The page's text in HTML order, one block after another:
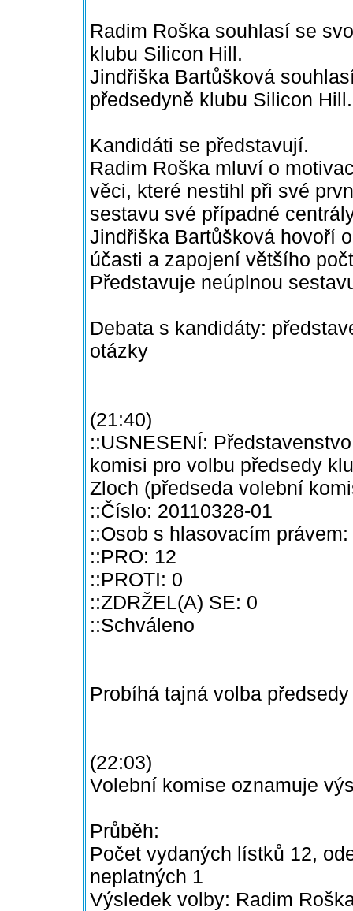
Radim Roška souhlasí se
klubu Silicon Hill.
Jindřiška Bartůšková
předsedyně klubu Silicon Hill.
Kandidáti se představují.
Radim Roška mluví o
věci, které nestihl při své
sestavu své případné
Jindřiška Bartůšková hovoří
účasti a zapojení většího
Představuje neúplnou
Debata s kandidáty:
otázky
(21:40)
::USNESENÍ:
komisi pro volbu předsedy
Zloch (předseda volební
::Číslo: 20110328-01
::Osob s hlasovacím právem:
::PRO: 12
::PROTI: 0
::ZDRŽEL(A) SE: 0
::Schváleno
Probíhá tajná volba
(22:03)
Volební komise oznamuje
Průběh:
Počet vydaných lístků 12,
neplatných 1
Výsledek volby: Radim